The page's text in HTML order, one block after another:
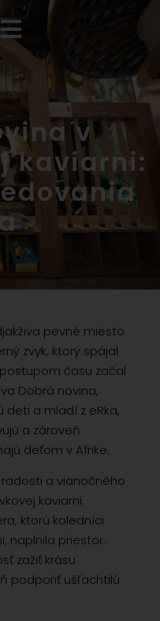
v
kaviarni:
pevné miesto
zvyk, ktorý spájal
času začal
Dobrá novina,
deti a mladí z eRka,
a zároveň
deťom v Afrike.
a vianočného
kaviarni.
ktorú koledníci
naplnila priestor.
zažiť krásu
podporiť ušľachtilú